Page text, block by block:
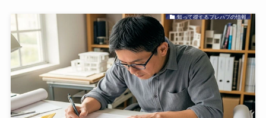
知って得するプレハブの情報